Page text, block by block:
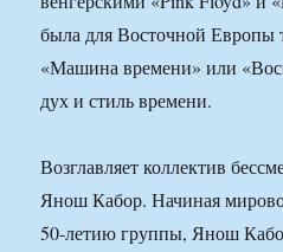
была для Восточной Европы
«Машина времени» или
дух и стиль времени.
Возглавляет коллектив
Янош Кабор. Начиная
50-летию группы, Янош